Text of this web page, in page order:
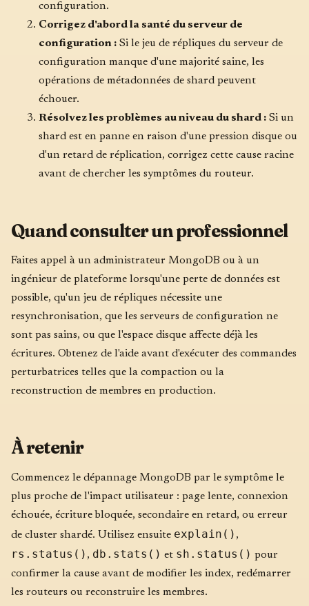
configuration.
Corrigez d'abord la santé du serveur de
configuration : Si le jeu de répliques du serveur de
configuration manque d'une majorité saine, les
opérations de métadonnées de shard peuvent
échouer.
Résolvez les problèmes au niveau du shard : Si un
shard est en panne en raison d'une pression disque ou
d'un retard de réplication, corrigez cette cause racine
avant de chercher les symptômes du routeur.
Quand consulter un professionnel
Faites appel à un administrateur MongoDB ou à un
ingénieur de plateforme lorsqu'une perte de données est
possible, qu'un jeu de répliques nécessite une
resynchronisation, que les serveurs de configuration ne
sont pas sains, ou que l'espace disque affecte déjà les
écritures. Obtenez de l'aide avant d'exécuter des commandes
perturbatrices telles que la compaction ou la
reconstruction de membres en production.
À retenir
Commencez le dépannage MongoDB par le symptôme le
plus proche de l'impact utilisateur : page lente, connexion
échouée, écriture bloquée, secondaire en retard, ou erreur
de cluster shardé. Utilisez ensuite explain() ,
rs.status() , db.stats() et sh.status() pour
confirmer la cause avant de modifier les index, redémarrer
les routeurs ou reconstruire les membres.